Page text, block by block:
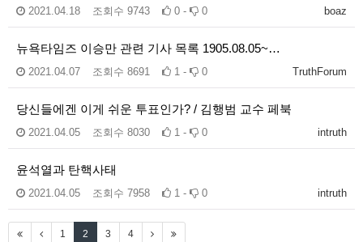
boaz
2021.04.18 조회수 9743 0 - 0
뉴욕타임즈 이승만 관련 기사 목록 1905.08.05~…
TruthForum
2021.04.07 조회수 8691 1 - 0
당신들에겐 이게 쉬운 투표인가? / 김행범 교수 페북
intruth
2021.04.05 조회수 8030 1 - 0
윤석열과 탄핵사태
intruth
2021.04.05 조회수 7958 1 - 0
1 2 3 4